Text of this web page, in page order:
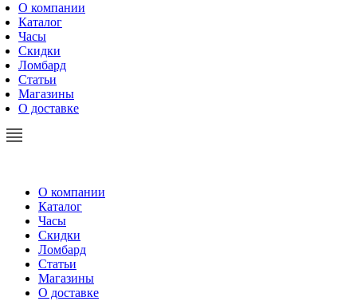
О компании
Каталог
Часы
Скидки
Ломбард
Статьи
Магазины
О доставке
О компании
Каталог
Часы
Скидки
Ломбард
Статьи
Магазины
О доставке